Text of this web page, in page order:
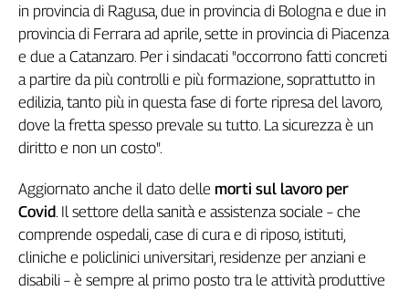
Linea
Economica
Tech
Easy
Inserti
InFlai
Le
trasmissioni
tv
in provincia di Ragusa, due in provincia di Bologna e due in
provincia di Ferrara ad aprile, sette in provincia di Piacenza
e due a Catanzaro. Per i sindacati "occorrono fatti concreti
a partire da più controlli e più formazione, soprattutto in
edilizia, tanto più in questa fase di forte ripresa del lavoro,
dove la fretta spesso prevale su tutto. La sicurezza è un
diritto e non un costo".
Aggiornato anche il dato delle morti sul lavoro per
Covid. Il settore della sanità e assistenza sociale – che
comprende ospedali, case di cura e di riposo, istituti,
cliniche e policlinici universitari, residenze per anziani e
disabili – è sempre al primo posto tra le attività produttive